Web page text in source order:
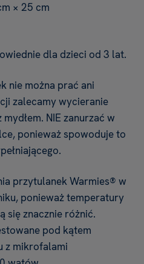
× 25 cm
dla dzieci od 3 lat.
nie można prać ani
zalecamy wycieranie
NIE zanurzać w
ponieważ spowoduje to
przytulanek Warmies® w
ponieważ temperatury
się znacznie różnić.
pod kątem
z mikrofalami